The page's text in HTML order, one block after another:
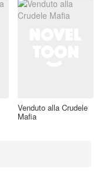
Venduto alla Crudele
Mafia